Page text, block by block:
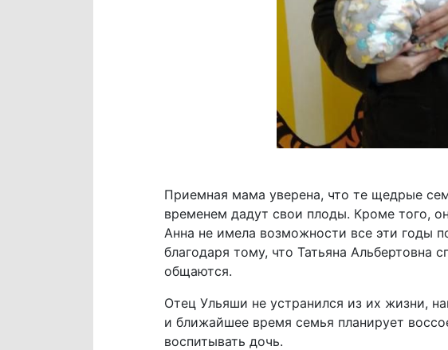
Приемная мама уверена, что те щедрые
временем дадут свои плоды. Кроме того,
Анна не имела возможности все эти годы
благодаря тому, что Татьяна
общаются.
Отец Ульяши не устранился из их жизни,
и ближайшее время семья планирует
воспитывать дочь.